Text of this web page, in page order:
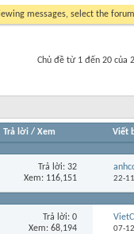
messages, select the
Chủ đề từ 1 đến 20 của
Trả lời/ Xem Viết
Trả lời: 32
Xem: 116,151
22-
Trả lời: 0
Xem: 68,194
07-